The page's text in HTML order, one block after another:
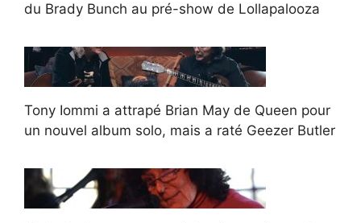
du Brady Bunch au pré-show de Lollapalooza
Tony Iommi a attrapé Brian May de Queen pour
un nouvel album solo, mais a raté Geezer Butler